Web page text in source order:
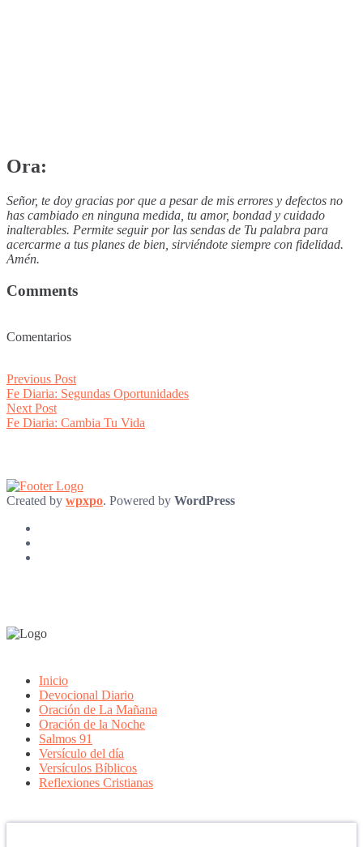
Ora:
Señor, te doy gracias por que a pesar de mis errores y defectos no
has cambiado en ninguna medida, tu amor, bondad y cuidado
inalterables. Permite seguir por las sendas de Tu palabra para
acercarme a tus planes de bien, sirviéndote siempre con fidelidad.
Amén.
Comments
Comentarios
Post
navigation
Previous PostPrevious
post:
Fe Diaria: Segundas Oportunidades
Next PostNext
post:
Fe Diaria: Cambia Tu Vida
Created by wpxpo. Powered by WordPress
Inicio
Devocional Diario
Oración de La Mañana
Oración de la Noche
Salmos 91
Versículo del día
Versículos Bíblicos
Reflexiones Cristianas